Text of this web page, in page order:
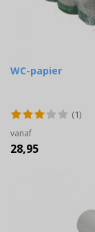
WC-papier
(1)
vanaf
28,95